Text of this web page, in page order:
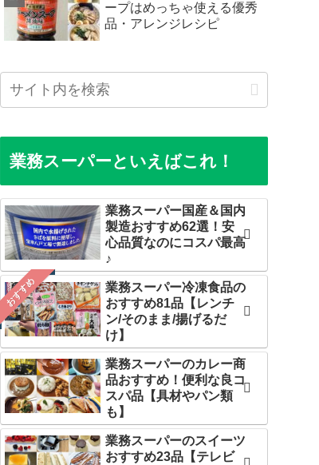
ープはめっちゃ使える優秀
品・アレンジレシピ
業務スーパーといえばこれ！
業務スーパー国産＆国内
製造おすすめ62選！安
心品質なのにコスパ最高
♪
おすすめ
業務スーパー冷凍食品の
おすすめ81品【レンチ
ン/そのまま/揚げるだ
け】
業務スーパーのカレー商
品おすすめ！便利な良コ
スパ品【具材やパン類
も】
業務スーパーのスイーツ
おすすめ23品【テレビ